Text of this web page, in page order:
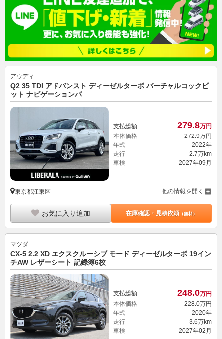
アウディ
Q2 35 TDI アドバンスト ディーゼルターボ バーチャルコックピ
ット ナビゲーションパ
支払総額 279.8万円
本体価格
272.9万円
年式
2022年
走行
2.7万km
車検
2027年09月
東京都江東区 他の情報を開く
お気に入り追加 在庫確認・見積依頼（無料）
マツダ
CX-5 2.2 XD エクスクルーシブ モード ディーゼルターボ 19イン
チAW レザーシート 記録簿6枚
支払総額 248.0万円
本体価格
228. 0万円
年式
2020年
走行
3.6万km
車検
2027年02月